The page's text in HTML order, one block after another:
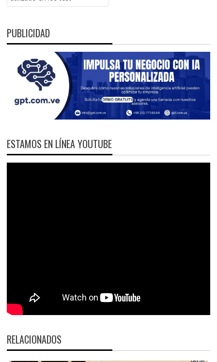
PUBLICIDAD
ESTAMOS EN LÍNEA YOUTUBE
RELACIONADOS